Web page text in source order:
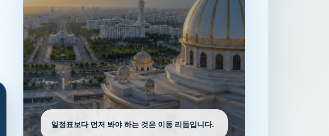
일정표보다 먼저 봐야 하는 것은 이동 리듬입니다.